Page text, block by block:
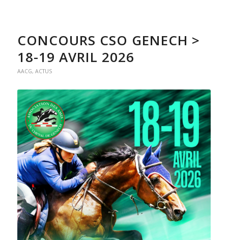
CONCOURS CSO GENECH >
18-19 AVRIL 2026
AACG, ACTUS